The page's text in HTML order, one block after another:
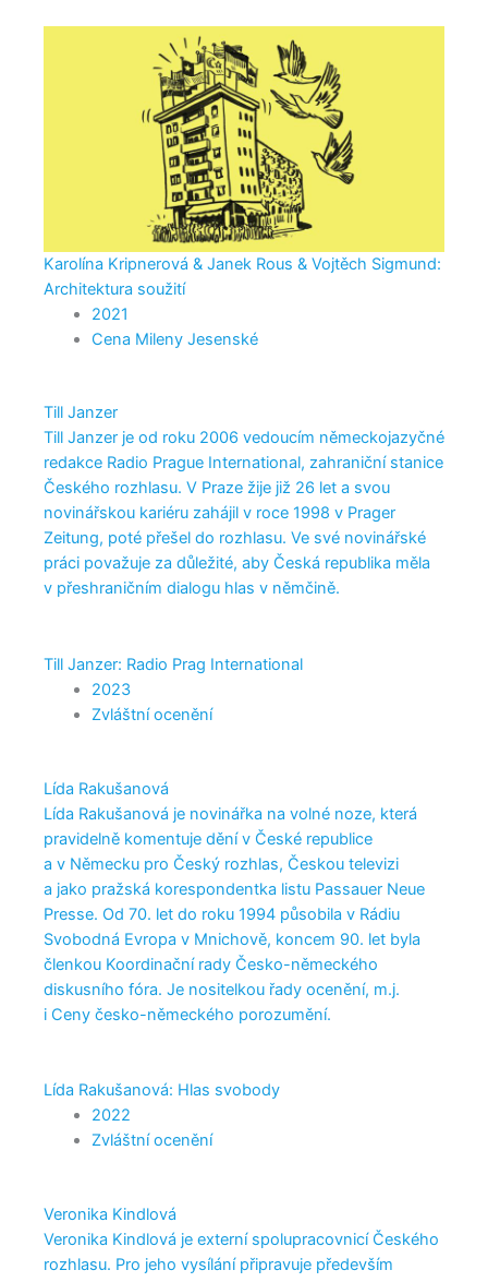
Karolína Kripnerová & Janek Rous & Vojtěch Sigmund:
Architektura soužití
2021
Cena Mileny Jesenské
Till Janzer
Till Janzer je od roku 2006 vedoucím německojazyčné
redakce Radio Prague International, zahraniční stanice
Českého rozhlasu. V Praze žije již 26 let a svou
novinářskou kariéru zahájil v roce 1998 v Prager
Zeitung, poté přešel do rozhlasu. Ve své novinářské
práci považuje za důležité, aby Česká republika měla
v přeshraničním dialogu hlas v němčině.
Till Janzer: Radio Prag International
2023
Zvláštní ocenění
Lída Rakušanová
Lída Rakušanová je novinářka na volné noze, která
pravidelně komentuje dění v České republice
a v Německu pro Český rozhlas, Českou televizi
a jako pražská korespondentka listu Passauer Neue
Presse. Od 70. let do roku 1994 působila v Rádiu
Svobodná Evropa v Mnichově, koncem 90. let byla
členkou Koordinační rady Česko-německého
diskusního fóra. Je nositelkou řady ocenění, m.j.
i Ceny česko-německého porozumění.
Lída Rakušanová: Hlas svobody
2022
Zvláštní ocenění
Veronika Kindlová
Veronika Kindlová je externí spolupracovnicí Českého
rozhlasu. Pro jeho vysílání připravuje především